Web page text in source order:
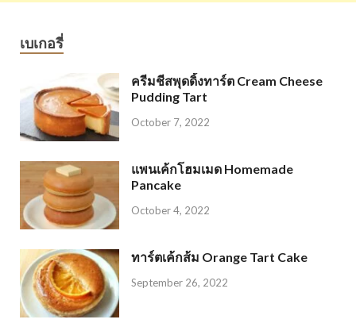
เบเกอรี่
ครีมชีสพุดดิ้งทาร์ต Cream Cheese
Pudding Tart
October 7, 2022
แพนเค้กโฮมเมด Homemade
Pancake
October 4, 2022
ทาร์ตเค้กส้ม Orange Tart Cake
September 26, 2022